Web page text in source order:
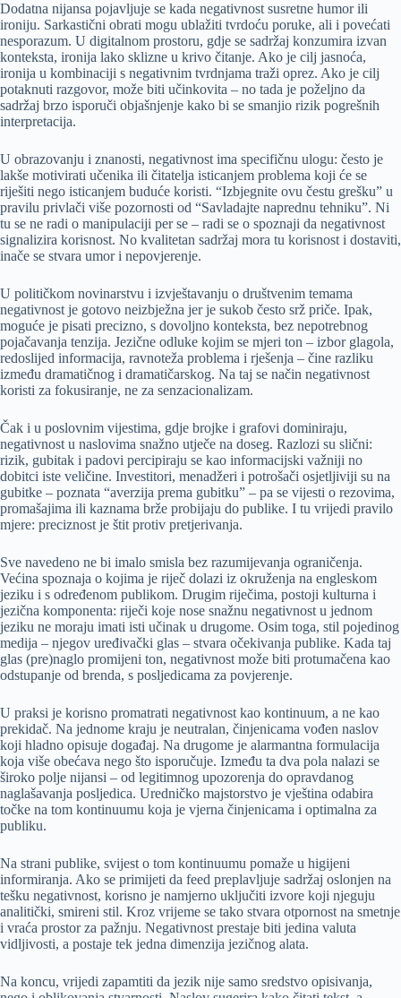
Dodatna nijansa pojavljuje se kada negativnost susretne humor ili
ironiju. Sarkastični obrati mogu ublažiti tvrdoću poruke, ali i povećati
nesporazum. U digitalnom prostoru, gdje se sadržaj konzumira izvan
konteksta, ironija lako sklizne u krivo čitanje. Ako je cilj jasnoća,
ironija u kombinaciji s negativnim tvrdnjama traži oprez. Ako je cilj
potaknuti razgovor, može biti učinkovita – no tada je poželjno da
sadržaj brzo isporuči objašnjenje kako bi se smanjio rizik pogrešnih
interpretacija.
U obrazovanju i znanosti, negativnost ima specifičnu ulogu: često je
lakše motivirati učenika ili čitatelja isticanjem problema koji će se
riješiti nego isticanjem buduće koristi. “Izbjegnite ovu čestu grešku” u
pravilu privlači više pozornosti od “Savladajte naprednu tehniku”. Ni
tu se ne radi o manipulaciji per se – radi se o spoznaji da negativnost
signalizira korisnost. No kvalitetan sadržaj mora tu korisnost i dostaviti,
inače se stvara umor i nepovjerenje.
U političkom novinarstvu i izvještavanju o društvenim temama
negativnost je gotovo neizbježna jer je sukob često srž priče. Ipak,
moguće je pisati precizno, s dovoljno konteksta, bez nepotrebnog
pojačavanja tenzija. Jezične odluke kojim se mjeri ton – izbor glagola,
redoslijed informacija, ravnoteža problema i rješenja – čine razliku
između dramatičnog i dramatičarskog. Na taj se način negativnost
koristi za fokusiranje, ne za senzacionalizam.
Čak i u poslovnim vijestima, gdje brojke i grafovi dominiraju,
negativnost u naslovima snažno utječe na doseg. Razlozi su slični:
rizik, gubitak i padovi percipiraju se kao informacijski važniji no
dobitci iste veličine. Investitori, menadžeri i potrošači osjetljiviji su na
gubitke – poznata “averzija prema gubitku” – pa se vijesti o rezovima,
promašajima ili kaznama brže probijaju do publike. I tu vrijedi pravilo
mjere: preciznost je štit protiv pretjerivanja.
Sve navedeno ne bi imalo smisla bez razumijevanja ograničenja.
Većina spoznaja o kojima je riječ dolazi iz okruženja na engleskom
jeziku i s određenom publikom. Drugim riječima, postoji kulturna i
jezična komponenta: riječi koje nose snažnu negativnost u jednom
jeziku ne moraju imati isti učinak u drugome. Osim toga, stil pojedinog
medija – njegov uređivački glas – stvara očekivanja publike. Kada taj
glas (pre)naglo promijeni ton, negativnost može biti protumačena kao
odstupanje od brenda, s posljedicama za povjerenje.
U praksi je korisno promatrati negativnost kao kontinuum, a ne kao
prekidač. Na jednome kraju je neutralan, činjenicama vođen naslov
koji hladno opisuje događaj. Na drugome je alarmantna formulacija
koja više obećava nego što isporučuje. Između ta dva pola nalazi se
široko polje nijansi – od legitimnog upozorenja do opravdanog
naglašavanja posljedica. Uredničko majstorstvo je vještina odabira
točke na tom kontinuumu koja je vjerna činjenicama i optimalna za
publiku.
Na strani publike, svijest o tom kontinuumu pomaže u higijeni
informiranja. Ako se primijeti da feed preplavljuje sadržaj oslonjen na
tešku negativnost, korisno je namjerno uključiti izvore koji njeguju
analitički, smireni stil. Kroz vrijeme se tako stvara otpornost na smetnje
i vraća prostor za pažnju. Negativnost prestaje biti jedina valuta
vidljivosti, a postaje tek jedna dimenzija jezičnog alata.
Na koncu, vrijedi zapamtiti da jezik nije samo sredstvo opisivanja,